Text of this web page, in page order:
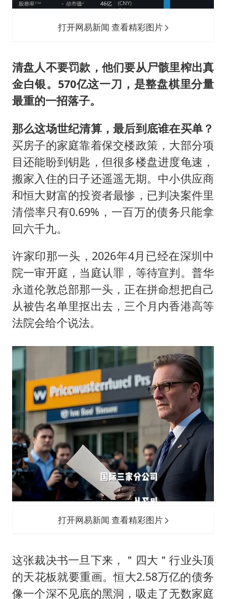
打开网易新闻 查看精彩图片
清盘人不要罚款，他们要从尸骸里榨出真
金白银。570亿这一刀，是整盘棋里分量
最重的一招落子。
那么这场世纪清算，最后到底谁在买单？
买房子的家庭靠着保交楼政策，大部分项
目还能盼到钥匙，但很多楼盘进度龟速，
搬家入住的日子还遥遥无期。中小供应商
和恒大财富的投资者最惨，已判决案件里
清偿率只有0.69%，一百万的债务只能拿
回六千九。
许家印那一头，2026年4月已经在深圳中
院一审开庭，当庭认罪，等待宣判。普华
永道伦敦总部那一头，正在拼命想把自己
从被告名单里抠出去，三个月内香港高等
法院会给个说法。
打开网易新闻 查看精彩图片
这张裁决书一旦下来，＂四大＂行业头顶
的天花板就要重画。恒大2.58万亿的债务
像一个深不见底的黑洞，吸走了无数家庭